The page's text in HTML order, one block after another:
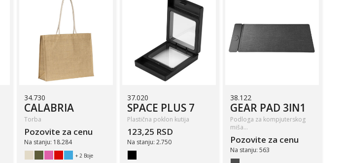
34.730
CALABRIA
Torba
Pozovite za cenu
Na stanju: 18.284
+ 2 Boje
37.020
SPACE PLUS 7
Plastična poklon kutija
123,25 RSD
Na stanju: 2.750
38.122
GEAR PAD 3IN1
Podloga za kompjuterskog
miša…
Pozovite za cenu
Na stanju: 563